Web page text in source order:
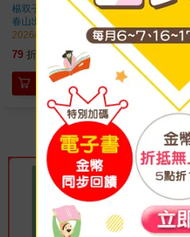
楊双子
春山出版
2026/03/17 出版
79 折 特價 316
加入購物車